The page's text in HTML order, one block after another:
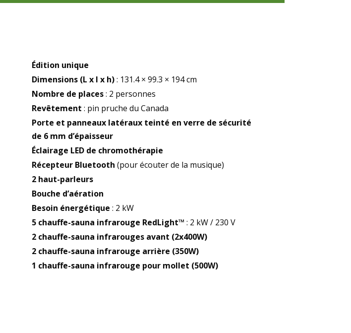
Édition unique
Dimensions (L x l x h): 131.4 × 99.3 × 194 cm
Nombre de places: 2 personnes
Revêtement : pin pruche du Canada
Porte et panneaux latéraux teinté en verre de sécurité
de 6 mm d’épaisseur
Éclairage LED de chromothérapie
Récepteur Bluetooth (pour écouter de la musique)
2 haut-parleurs
Bouche d’aération
Besoin énergétique : 2 kW
5 chauffe-sauna infrarouge RedLight™ : 2 kW / 230 V
2 chauffe-sauna infrarouges avant (2x400W)
2 chauffe-sauna infrarouge arrière (350W)
1 chauffe-sauna infrarouge pour mollet (500W)